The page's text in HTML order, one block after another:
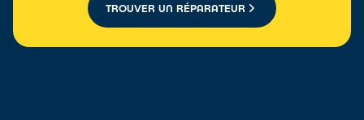
TROUVER UN RÉPARATEUR